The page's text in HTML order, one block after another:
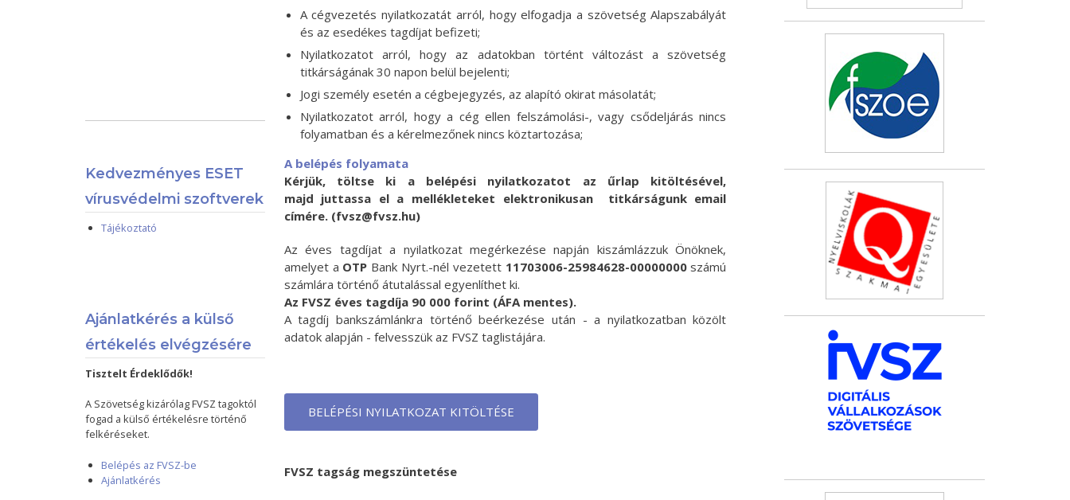
A cégvezetés nyilatkozatát arról, hogy elfogadja a szövetség Alapszabályát
és az esedékes tagdíjat befizeti;
Nyilatkozatot arról, hogy az adatokban történt változást a szövetség
titkárságának 30 napon belül bejelenti;
Jogi személy esetén a cégbejegyzés, az alapító okirat másolatát;
Nyilatkozatot arról, hogy a cég ellen felszámolási-, vagy csődeljárás nincs
folyamatban és a kérelmezőnek nincs köztartozása;
A belépés folyamata
Kérjük, töltse ki a belépési nyilatkozatot az űrlap kitöltésével,
majd juttassa el a mellékleteket elektronikusan titkárságunk email
címére. (fvsz@fvsz.hu)
Az éves tagdíjat a nyilatkozat megérkezése napján kiszámlázzuk Önöknek,
amelyet a OTP Bank Nyrt.-nél vezetett 11703006-25984628-00000000számú
számlára történő átutalással egyenlíthet ki.
Az FVSZ éves tagdíja 90 000 forint (ÁFA mentes).
A tagdíj bankszámlánkra történő beérkezése után - a nyilatkozatban közölt
adatok alapján - felvesszük az FVSZ taglistájára.
BELÉPÉSI NYILATKOZAT KITÖLTÉSE
FVSZ tagság megszüntetése
Kedvezményes ESET
vírusvédelmi szoftverek
Tájékoztató
Ajánlatkérés a külső
értékelés elvégzésére
Tisztelt Érdeklődők!
A Szövetség kizárólag FVSZ tagoktól
fogad a külső értékelésre történő
felkéréseket.
Belépés az FVSZ-be
Ajánlatkérés